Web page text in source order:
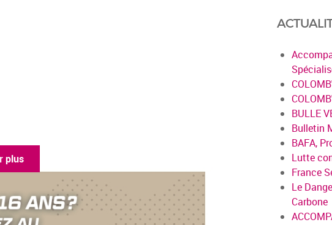
BULLE
Bulletin
BAFA,
Lutte
France
Le
Carbone